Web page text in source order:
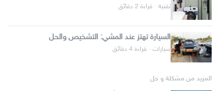
تقنية · قراءة 2 دقائق
السيارة تهتز عند المشي: التشخيص والحل
سيارات · قراءة 4 دقائق
المزيد من مشكلة و حل